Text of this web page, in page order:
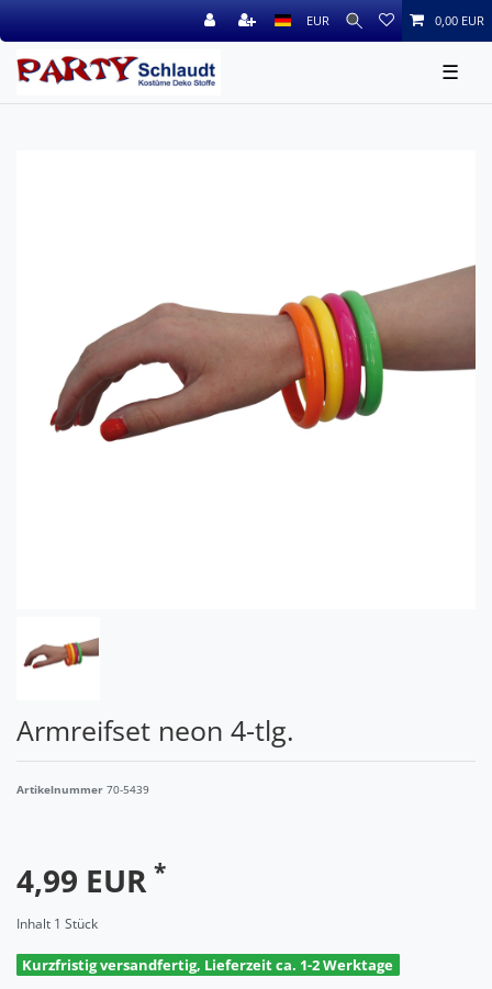
EUR 0,00 EUR
☰
Armreifset neon 4-tlg.
Artikelnummer 70-5439
4,99 EUR *
Inhalt 1 Stück
Kurzfristig versandfertig, Lieferzeit ca. 1-2 Werktage